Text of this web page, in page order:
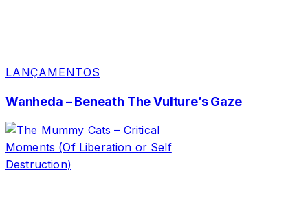
LANÇAMENTOS
Wanheda – Beneath The Vulture’s Gaze